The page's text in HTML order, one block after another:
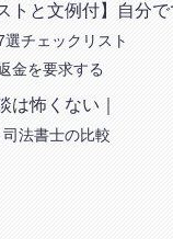
トと文例付】自分
チェックリスト
金を要求する
は怖くない｜
法書士の比較